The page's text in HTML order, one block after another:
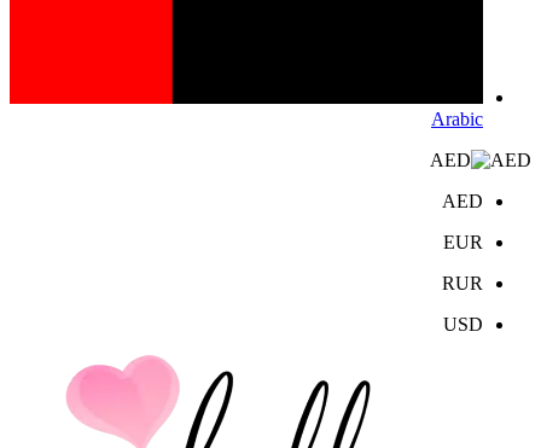
Arabic
AED
AED
EUR
RUR
USD